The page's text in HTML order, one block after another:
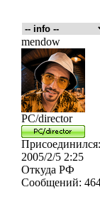
mendow
PC/director
Присоединился:
2005/2/5 2:25
Откуда РФ
Сообщений: